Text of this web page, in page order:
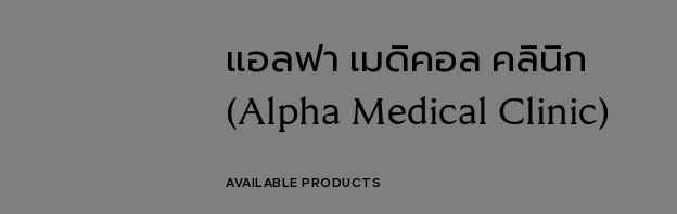
แอลฟา เมดิคอล คลินิก
(Alpha Medical Clinic)
AVAILABLE PRODUCTS